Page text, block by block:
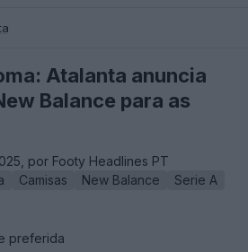
Atalanta anuncia
Balance para as
por Footy Headlines PT
Camisas New Balance
Serie A
preferida